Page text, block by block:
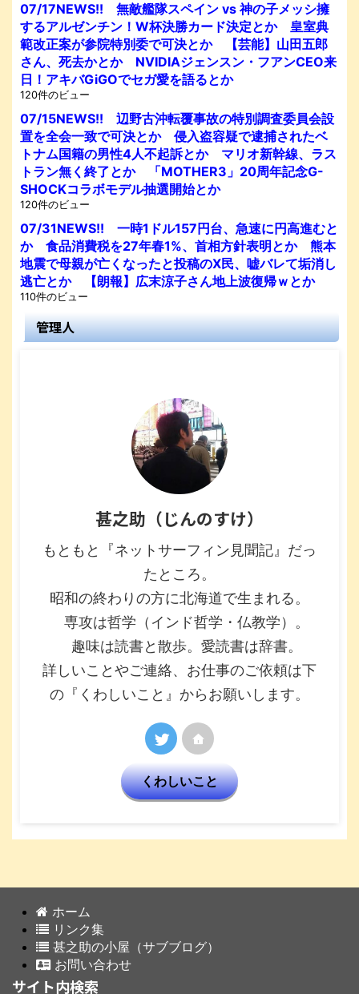
07/17NEWS!! 無敵艦隊スペイン vs 神の子メッシ擁
するアルゼンチン！W杯決勝カード決定とか 皇室典
範改正案が参院特別委で可決とか 【芸能】山田五郎
さん、死去かとか NVIDIAジェンスン・フアンCEO来
日！アキバGiGOでセガ愛を語るとか
120件のビュー
07/15NEWS!! 辺野古沖転覆事故の特別調査委員会設
置を全会一致で可決とか 侵入盗容疑で逮捕されたベ
トナム国籍の男性4人不起訴とか マリオ新幹線、ラス
トラン無く終了とか 「MOTHER3」20周年記念G-
SHOCKコラボモデル抽選開始とか
120件のビュー
07/31NEWS!! 一時1ドル157円台、急速に円高進むと
か 食品消費税を27年春1%、首相方針表明とか 熊本
地震で母親が亡くなったと投稿のX民、嘘バレて垢消し
逃亡とか 【朗報】広末涼子さん地上波復帰ｗとか
110件のビュー
管理人
甚之助（じんのすけ）
もともと『ネットサーフィン見聞記』だっ
たところ。
昭和の終わりの方に北海道で生まれる。
専攻は哲学（インド哲学・仏教学）。
趣味は読書と散歩。愛読書は辞書。
詳しいことやご連絡、お仕事のご依頼は下
の『くわしいこと』からお願いします。
くわしいこと
ホーム
リンク集
甚之助の小屋（サブブログ）
お問い合わせ
サイト内検索